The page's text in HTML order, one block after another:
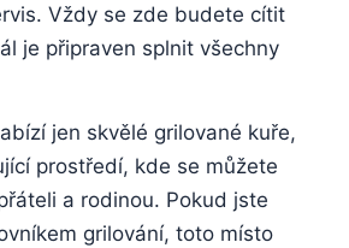
Vždy se zde budete⁢ cítit
je ⁣připraven splnit ‍všechny
jen skvělé​ grilované kuře,
prostředí, kde se můžete
a rodinou.⁤ Pokud jste
grilování,⁣ toto místo